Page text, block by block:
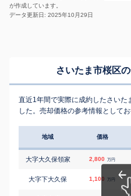
が作成しています。
データ更新日: 2025年10月29日
さいたま市桜区
直近1年間で実際に成約したさいた
した。売却価格の参考情報としてお
地域 価格
大字大久保領家 2,800 万円
大字下大久保 1,100 万円